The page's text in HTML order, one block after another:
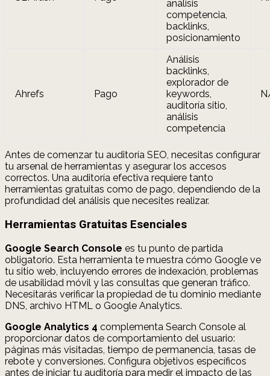
análisis
competencia,
backlinks,
posicionamiento
Ahrefs Pago
Análisis
backlinks,
explorador de
keywords,
auditoría sitio,
análisis
competencia
Antes de comenzar tu auditoría SEO, necesitas configurar
tu arsenal de herramientas y asegurar los accesos
correctos. Una auditoría efectiva requiere tanto
herramientas gratuitas como de pago, dependiendo de la
profundidad del análisis que necesites realizar.
Herramientas Gratuitas Esenciales
Google Search Console es tu punto de partida
obligatorio. Esta herramienta te muestra cómo Google ve
tu sitio web, incluyendo errores de indexación, problemas
de usabilidad móvil y las consultas que generan tráfico.
Necesitarás verificar la propiedad de tu dominio mediante
DNS, archivo HTML o Google Analytics.
Google Analytics 4 complementa Search Console al
proporcionar datos de comportamiento del usuario:
páginas más visitadas, tiempo de permanencia, tasas de
rebote y conversiones. Configura objetivos específicos
antes de iniciar tu auditoría para medir el impacto de las